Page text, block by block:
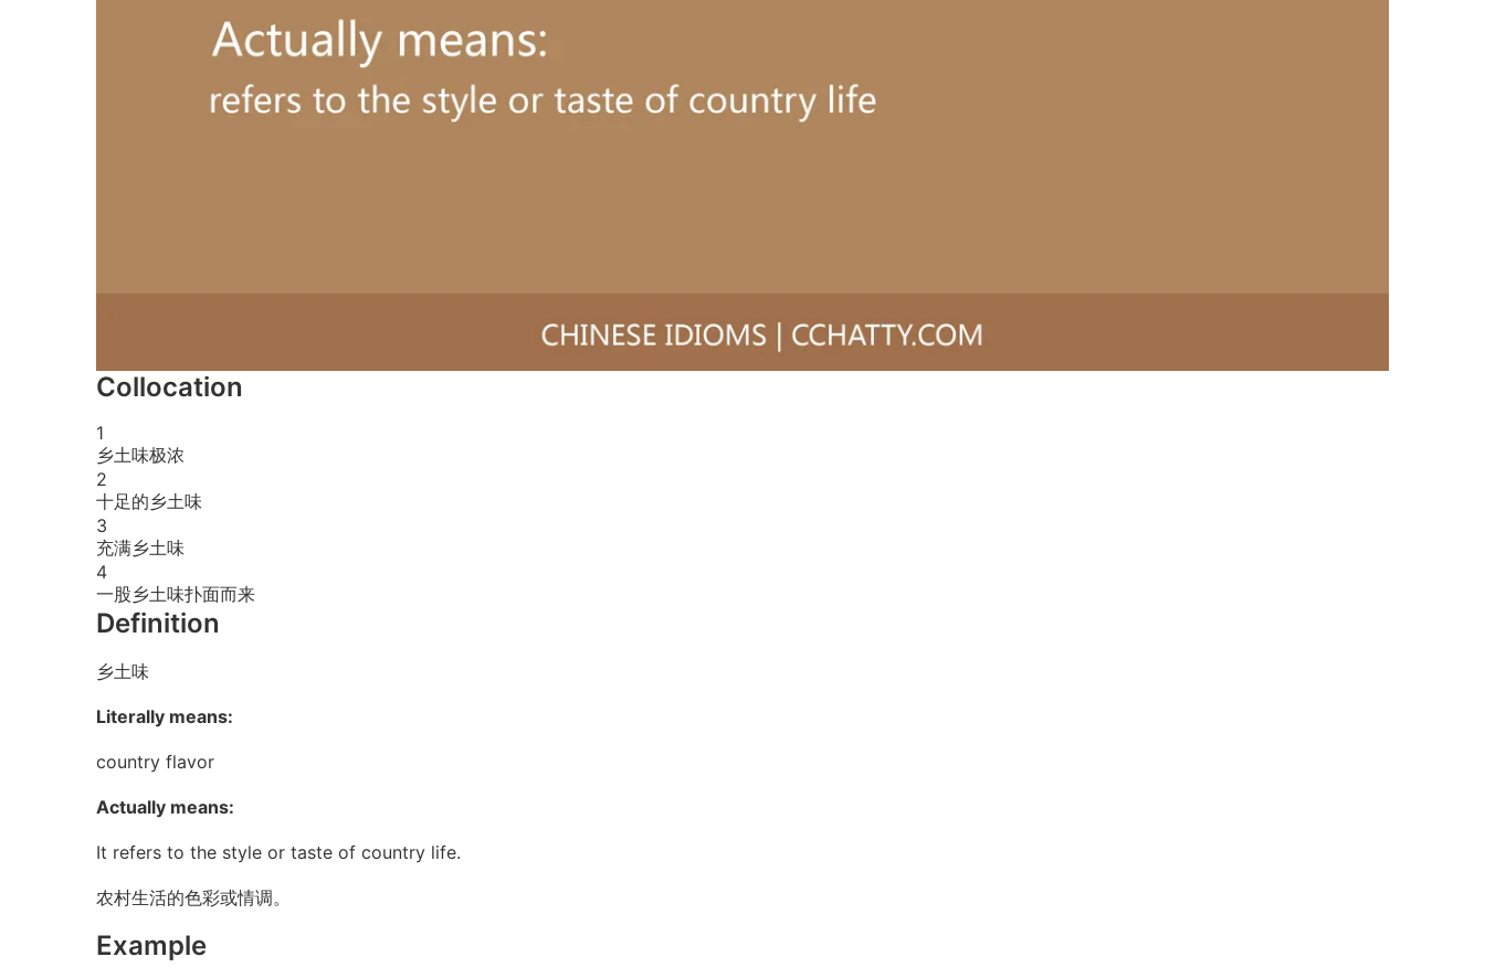
Collocation
1
乡土味极浓
2
十足的乡土味
3
充满乡土味
4
一股乡土味扑面而来
Definition
乡土味
Literally means:
country flavor
Actually means:
It refers to the style or taste of country life.
农村生活的色彩或情调。
Example